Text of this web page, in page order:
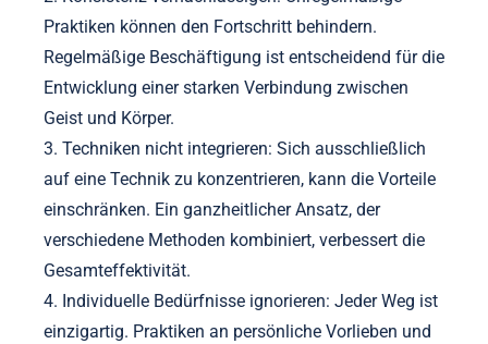
Praktiken können den Fortschritt behindern.
Regelmäßige Beschäftigung ist entscheidend für die
Entwicklung einer starken Verbindung zwischen
Geist und Körper.
3. Techniken nicht integrieren: Sich ausschließlich
auf eine Technik zu konzentrieren, kann die Vorteile
einschränken. Ein ganzheitlicher Ansatz, der
verschiedene Methoden kombiniert, verbessert die
Gesamteffektivität.
4. Individuelle Bedürfnisse ignorieren: Jeder Weg ist
einzigartig. Praktiken an persönliche Vorlieben und